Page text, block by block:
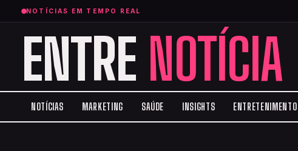
NOTÍCIAS EM TEMPO REAL
ENTRE NOTÍCIA
NOTÍCIAS MARKETING SAÚDE INSIGHTS ENTRETENIMENTO